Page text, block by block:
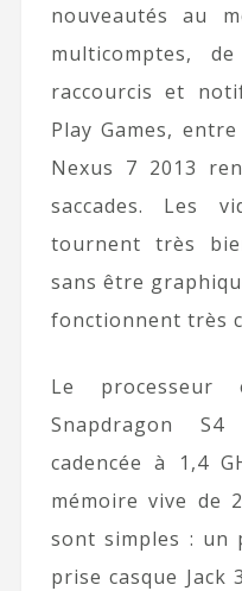
nouveautés au
multicomptes,
raccourcis et
Play Games,
Nexus 7 2013
saccades. Les
tournent très
sans être
fonctionnent très
Le processeur
Snapdragon
cadencée à 1,4
mémoire vive de
sont simples : un
prise casque Jack